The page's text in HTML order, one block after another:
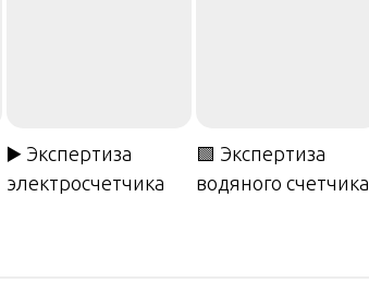
▶️ Экспертиза
электросчетчика
🟩 Экспертиза
водяного счетчика